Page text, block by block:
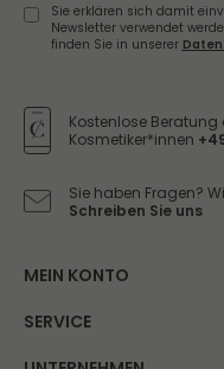
Sie erklären sich damit
Newsletter verwendet
finden Sie in unserer
Kostenlose
Kosmetiker*innen
Sie haben Fragen?
Schreiben Sie uns
MEIN KONTO
SERVICE